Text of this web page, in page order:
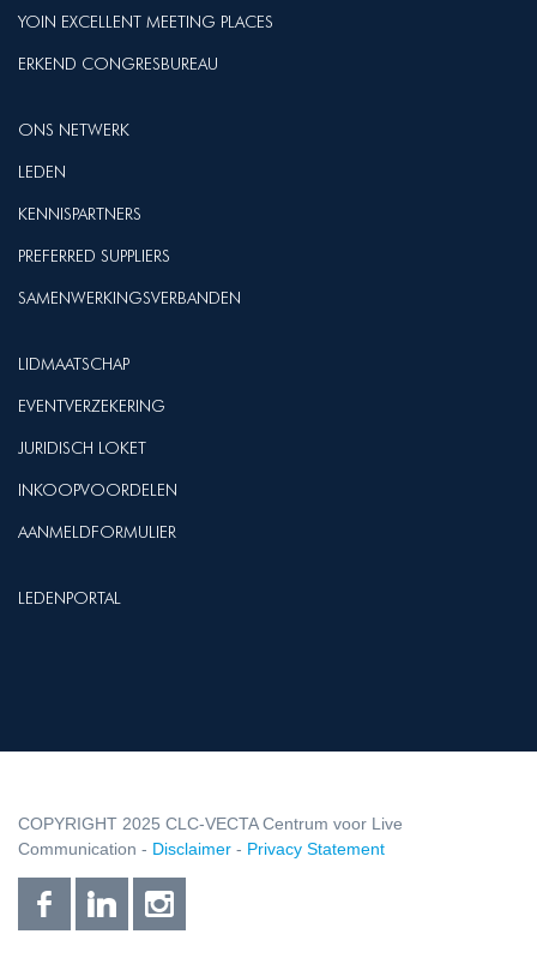
YOIN EXCELLENT MEETING PLACES
ERKEND CONGRESBUREAU
ONS NETWERK
LEDEN
KENNISPARTNERS
PREFERRED SUPPLIERS
SAMENWERKINGSVERBANDEN
LIDMAATSCHAP
EVENTVERZEKERING
JURIDISCH LOKET
INKOOPVOORDELEN
AANMELDFORMULIER
LEDENPORTAL
COPYRIGHT 2025 CLC-VECTA Centrum voor Live
Communication - Disclaimer - Privacy Statement